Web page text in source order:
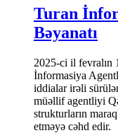
Turan
Bəyanatı
2025-ci il fevralın
İnformasiya
iddialar irəli
müəllif agentliyi
strukturların
etməyə cəhd edir.